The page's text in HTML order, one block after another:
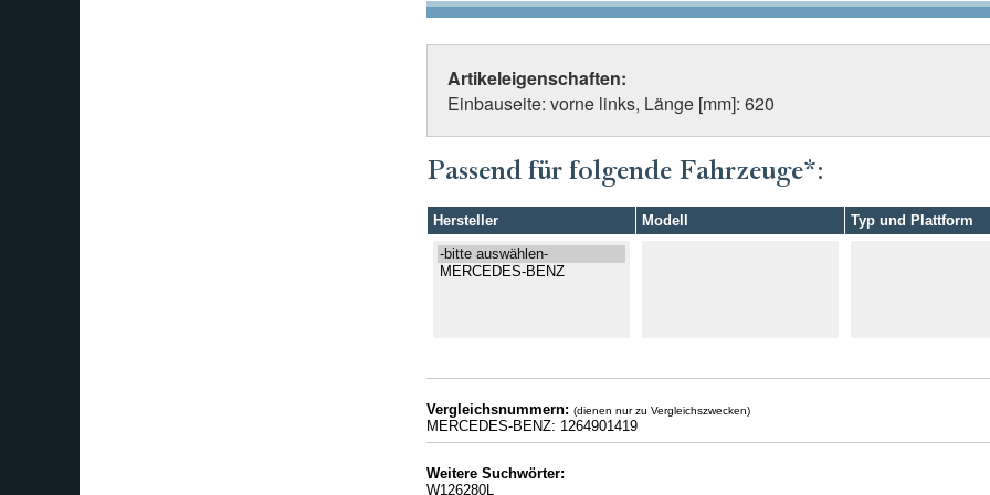
Artikeleigenschaften:
Einbauseite: vorne links, Länge [mm]: 620
Passend für folgende Fahrzeuge*:
Hersteller Modell Typ und Plattform
Vergleichsnummern: (dienen nur zu Vergleichszwecken)
MERCEDES-BENZ: 1264901419
Weitere Suchwörter:
W126280L